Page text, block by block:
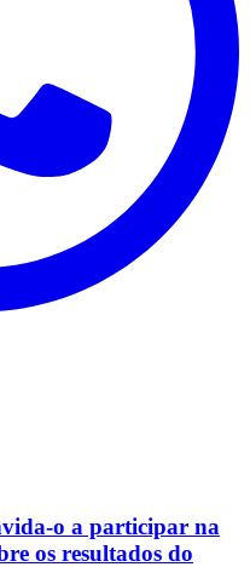
os resultados do
Mohawk Industries do
Inc. Para
de